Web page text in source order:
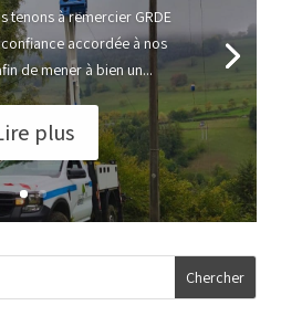
tenons à remercier GRDE
accordée à nos
de mener à bien un...
plus